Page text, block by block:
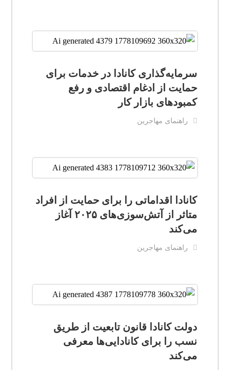
سرمایه‌گذاری کانادا در خدمات برای
حمایت از ادغام اقتصادی و رفع
کمبودهای بازار کار
راهنمای مهاجرین
کانادا اقداماتی را برای حمایت از افراد
متاثر از آتش‌سوزی‌های ۲۰۲۵ آغاز
می‌کند
راهنمای مهاجرین
دولت کانادا قانون تابعیت از طریق
نسب را برای کانادایی‌ها معرفی
می‌کند